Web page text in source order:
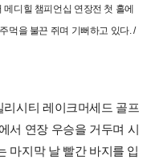
디힐 챔피언십 연장전 첫 홀에
먹을 불끈 쥐며 기뻐하고 있다. /
시티 레이크머세드 골프
서 연장 우승을 거두며 시
마지막 날 빨간 바지를 입